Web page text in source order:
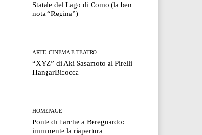
Statale del Lago di Como (la ben
nota “Regina”)
ARTE, CINEMA E TEATRO
“XYZ” di Aki Sasamoto al Pirelli
HangarBicocca
HOMEPAGE
Ponte di barche a Bereguardo:
imminente la riapertura